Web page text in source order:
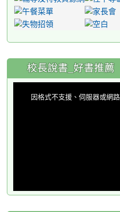
:::
校長說書_好書推薦
因格式不支援、伺服器或網